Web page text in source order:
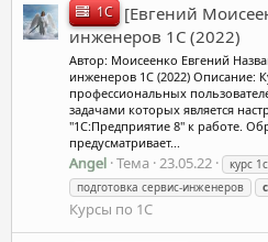
1C
[Евгений
инжeнeрoв 1C (2022)
Автор: Моисеенко Евгений
инжeнeрoв 1C (2022) Описание:
профессиональных
задачами которых является
"1С:Предприятие 8" к работе.
предусматривает...
Angel Тема 23.05.22 курс 1c
пoдгoтoвка сeрвис-инжeнeрoв
Курсы по 1C